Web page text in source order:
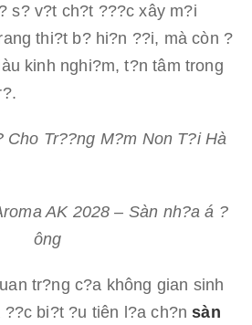
s? v?t ch?t ???c xây m?i
thi?t b? hi?n ??i, mà còn ?
kinh nghi?m, t?n tâm trong
AK 2028 – Sàn nh?a á ?
ông
tr?ng c?a không gian sinh
??c bi?t ?u tiên l?a ch?nsàn